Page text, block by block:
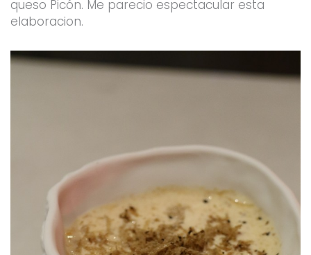
queso Picón. Me parecio espectacular esta
elaboracion.